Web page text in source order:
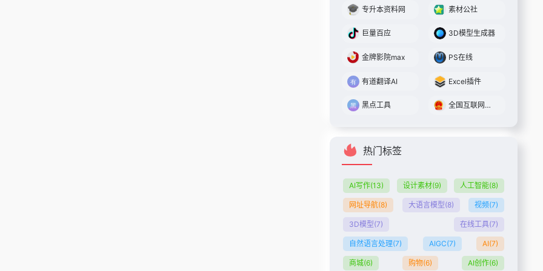
专升本资料网 素材公社
巨量百应 3D模型生成器
金牌影院max PS在线
有道翻译AI Excel插件
黑点工具 全国互联网安全管理服务平台
热门标签
AI写作(13) 设计素材(9) 人工智能(8)
网址导航(8) 大语言模型(8) 视频(7)
3D模型(7) 在线工具(7)
自然语言处理(7) AIGC(7) AI(7)
商城(6) 购物(6) AI创作(6)